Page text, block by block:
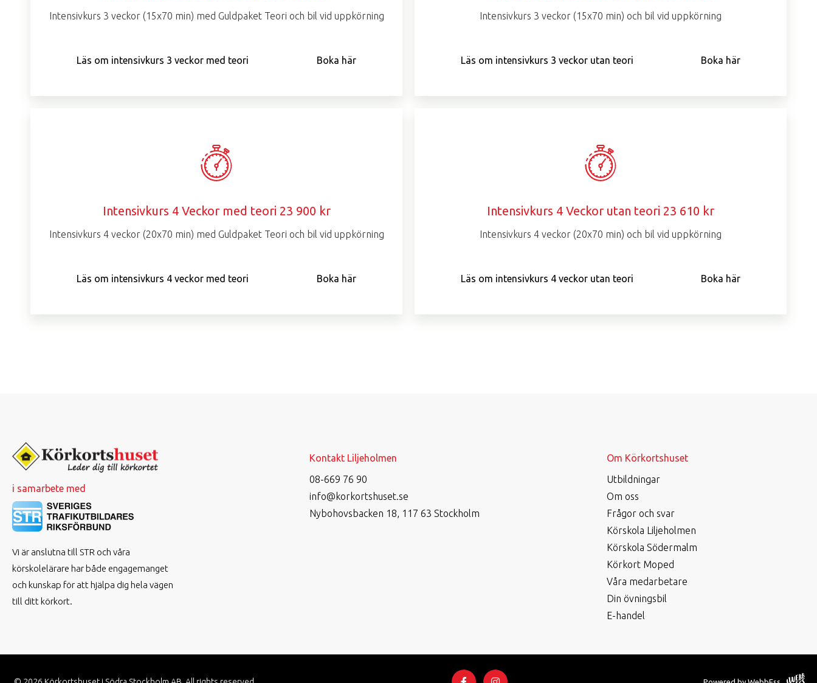
Intensivkurs 3 veckor (15x70 min) med Guldpaket Teori och bil vid uppkörning
Läs om intensivkurs 3 veckor med teori Boka här
Intensivkurs 3 veckor (15x70 min) och bil vid uppkörning
Läs om intensivkurs 3 veckor utan teori Boka här
Intensivkurs 4 Veckor med teori 23 900 kr
Intensivkurs 4 veckor (20x70 min) med Guldpaket Teori och bil vid uppkörning
Läs om intensivkurs 4 veckor med teori Boka här
Intensivkurs 4 Veckor utan teori 23 610 kr
Intensivkurs 4 veckor (20x70 min) och bil vid uppkörning
Läs om intensivkurs 4 veckor utan teori Boka här
i samarbete med
Vi är anslutna till STR och våra
körskolelärare har både engagemanget
och kunskap för att hjälpa dig hela vägen
till ditt körkort.
Kontakt Liljeholmen
08-669 76 90
info@korkortshuset.se
Nybohovsbacken 18, 117 63 Stockholm
Om Körkortshuset
Utbildningar
Om oss
Frågor och svar
Körskola Liljeholmen
Körskola Södermalm
Körkort Moped
Våra medarbetare
Din övningsbil
E-handel